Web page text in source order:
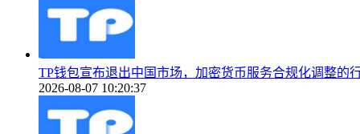
TP钱包宣布退出中国市场，加密货币服务合规化调整的
2026-08-07 10:20:37